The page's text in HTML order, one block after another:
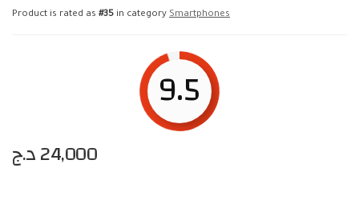
Product is rated as #35 in category Smartphones
9.5
24,000د.ج